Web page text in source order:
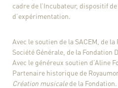
cadre de l’Incubateur, dispositif
d’expérimentation.
Avec le soutien de la SACEM, de
Société Générale, de la Fondation
Avec le généreux soutien d’Aline
Partenaire historique de
Création musicalede la Fondation.